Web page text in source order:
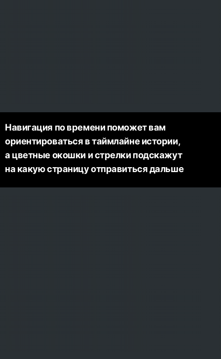
Навигация по времени поможет вам
ориентироваться в таймлайне истории,
а цветные окошки и стрелки подскажут
на какую страницу отправиться дальше